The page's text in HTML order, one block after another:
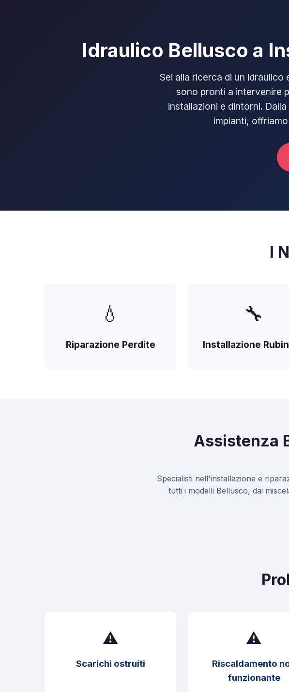
Idraulico Bellusco a
Sei alla ricerca di un
sono pronti a intervenire
installazioni e dintorni.
impianti,
I
💧
Riparazione Perdite
🔧
Installazione
Assistenza
Specialisti nell'installazione e
tutti i modelli Bellusco, dai
⚠️
Scarichi ostruiti
⚠️
Riscaldamento
funzionante